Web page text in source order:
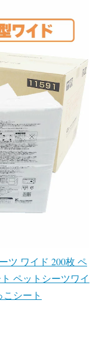
ツ ワイド 200枚 ペ
ペットシーツワイ
シート